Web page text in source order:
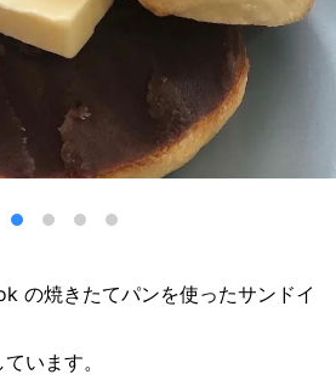
の焼きたてパンを使ったサンドイ
います。